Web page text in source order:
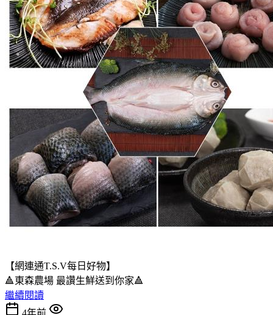
【網連通T.S.V每日好物】
🔺東森農場 最讚生鮮送到你家🔺
繼續閱讀
4年前